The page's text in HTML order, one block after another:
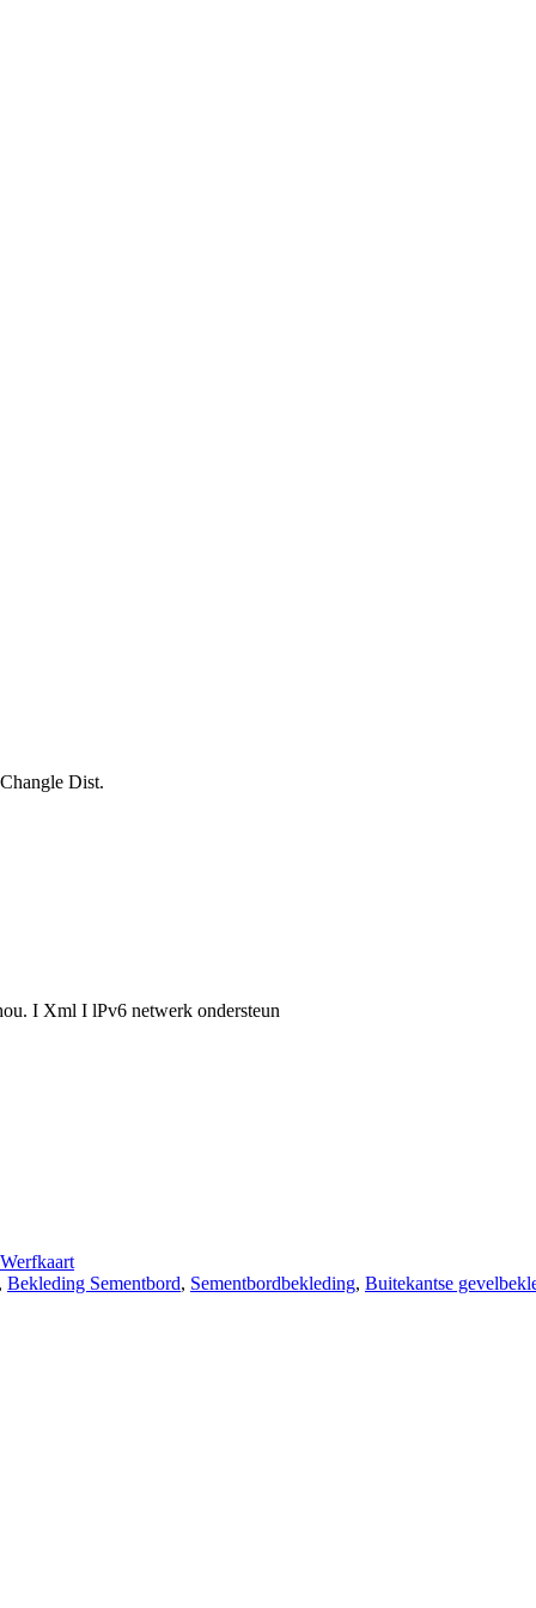
Dist.
I Xml I lPv6 netwerk ondersteun
Werfkaart
, Bekleding Sementbord, Sementbordbekleding, Buitekantse